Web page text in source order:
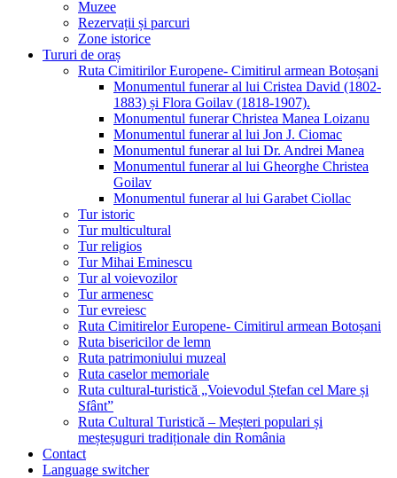
Muzee
Rezervații și parcuri
Zone istorice
Tururi de oraș
Ruta Cimitirilor Europene- Cimitirul armean Botoșani
Monumentul funerar al lui Cristea David (1802-
1883) și Flora Goilav (1818-1907).
Monumentul funerar Christea Manea Loizanu
Monumentul funerar al lui Jon J. Ciomac
Monumentul funerar al lui Dr. Andrei Manea
Monumentul funerar al lui Gheorghe Christea
Goilav
Monumentul funerar al lui Garabet Ciollac
Tur istoric
Tur multicultural
Tur religios
Tur Mihai Eminescu
Tur al voievozilor
Tur armenesc
Tur evreiesc
Ruta Cimitirelor Europene- Cimitirul armean Botoșani
Ruta bisericilor de lemn
Ruta patrimoniului muzeal
Ruta caselor memoriale
Ruta cultural-turistică „Voievodul Ștefan cel Mare și
Sfânt”
Ruta Cultural Turistică – Meșteri populari și
meșteșuguri tradiționale din România
Contact
Language switcher